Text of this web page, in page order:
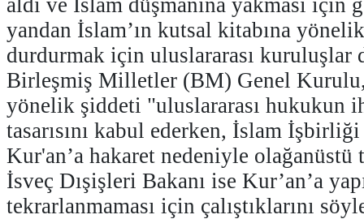
aldı ve İslam düşmanına yakması için
yandan İslam’ın kutsal kitabına yönelik
durdurmak için uluslararası kuruluşlar
Birleşmiş Milletler (BM) Genel
yönelik şiddeti "uluslararası hukukun
tasarısını kabul ederken, İslam
Kur'an’a hakaret nedeniyle olağanüstü
İsveç Dışişleri Bakanı ise Kur’an’a
tekrarlanmaması için çalıştıklarını